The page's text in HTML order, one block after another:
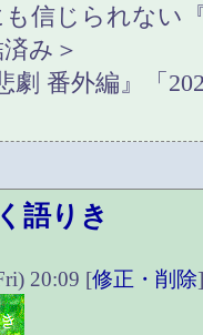
信じられない
み＞
劇 番外編』「
語りき
20:09 [修正・削除